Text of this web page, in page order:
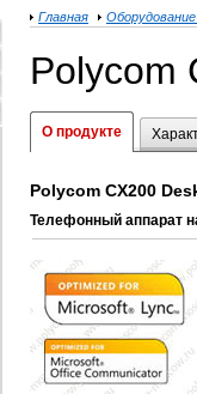
Главная
Polycom
О продукте
Polycom CX200
Телефонный аппарат